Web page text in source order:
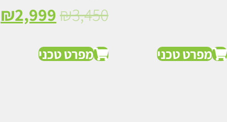
מפרט טכני
₪3,450
₪2,999
מפרט טכני